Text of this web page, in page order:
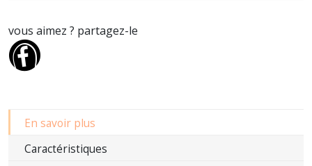
vous aimez ? partagez-le
En savoir plus
Caractéristiques